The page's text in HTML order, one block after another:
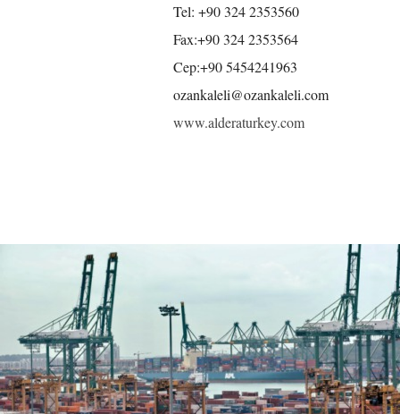
Tel: +90 324 2353560
Fax:+90 324 2353564
Cep:+90 5454241963
ozankaleli@ozankaleli.com
www.alderaturkey.com